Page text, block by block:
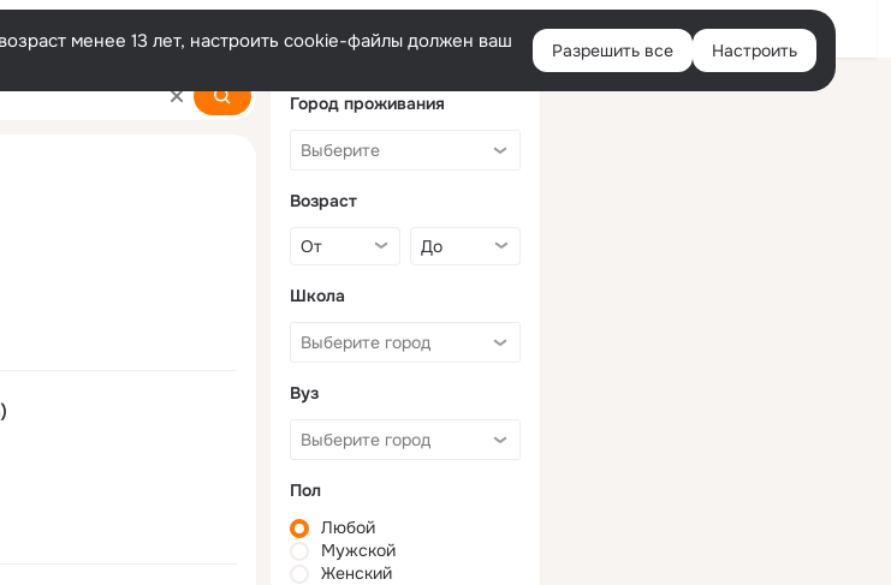
Войти
менее 13 лет, настроить cookie-файлы должен ваш
Разрешить все Настроить
Город проживания
Возраст
Школа
Вуз
Пол
Любой
Мужской
Женский